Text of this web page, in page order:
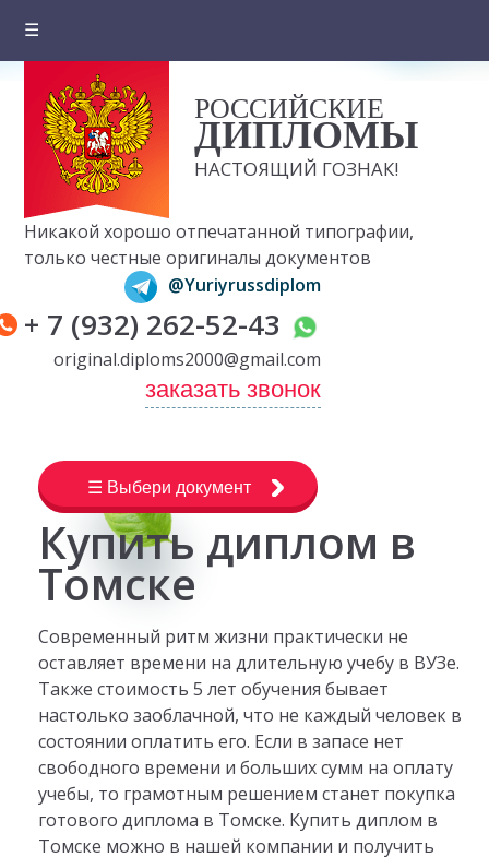
☰
О компании
Цены на документы
Вопросы и ответы
Отзывы клиентов
Оплата и доставка
Контакты
РОССИЙСКИЕ
ДИПЛОМЫ
НАСТОЯЩИЙ ГОЗНАК!
Никакой хорошо отпечатанной типографии,
только честные оригиналы документов
@Yuriyrussdiplom
+ 7 (932) 262-52-43
original.diploms2000@gmail.com
заказать звонок
☰ Выбери документ
Купить диплом в
Томске
Современный ритм жизни практически не
оставляет времени на длительную учебу в ВУЗе.
Также стоимость 5 лет обучения бывает
настолько заоблачной, что не каждый человек в
состоянии оплатить его. Если в запасе нет
свободного времени и больших сумм на оплату
учебы, то грамотным решением станет покупка
готового диплома в Томске. Купить диплом в
Томске можно в нашей компании и получить